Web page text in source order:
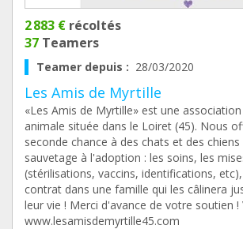
2 883 € récoltés
37 Teamers
Teamer depuis : 28/03/2020
Les Amis de Myrtille
«Les Amis de Myrtille» est une
animale située dans le Loiret (45). Nous
seconde chance à des chats et des
sauvetage à l'adoption : les soins, les
(stérilisations, vaccins, identifications,
contrat dans une famille qui les câlinera
leur vie ! Merci d'avance de votre soutien
www.lesamisdemyrtille45.com